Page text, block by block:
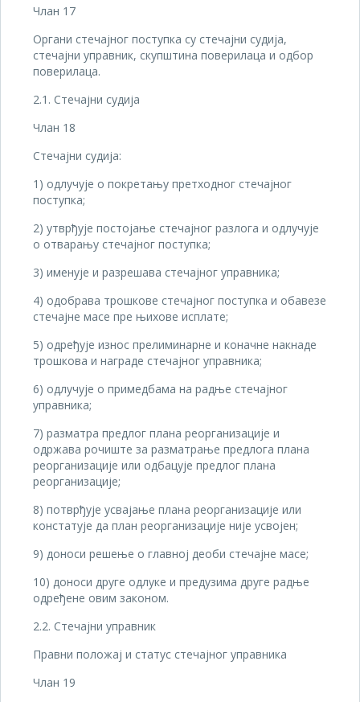
Члан 17
Органи стечајног поступка су стечајни судија,
стечајни управник, скупштина поверилаца и одбор
поверилаца.
2.1. Стечајни судија
Члан 18
Стечајни судија:
1) одлучује о покретању претходног стечајног
поступка;
2) утврђује постојање стечајног разлога и одлучује
о отварању стечајног поступка;
3) именује и разрешава стечајног управника;
4) одобрава трошкове стечајног поступка и обавезе
стечајне масе пре њихове исплате;
5) одређује износ прелиминарне и коначне накнаде
трошкова и награде стечајног управника;
6) одлучује о примедбама на радње стечајног
управника;
7) разматра предлог плана реорганизације и
одржава рочиште за разматрање предлога плана
реорганизације или одбацује предлог плана
реорганизације;
8) потврђује усвајање плана реорганизације или
констатује да план реорганизације није усвојен;
9) доноси решење о главној деоби стечајне масе;
10) доноси друге одлуке и предузима друге радње
одређене овим законом.
2.2. Стечајни управник
Правни положај и статус стечајног управника
Члан 19